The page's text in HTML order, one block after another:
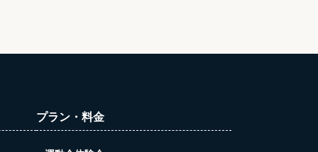
プラン・料金